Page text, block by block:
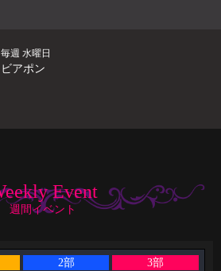
毎週 水曜日
ビアポン
Event
週間イベント
2部 3部